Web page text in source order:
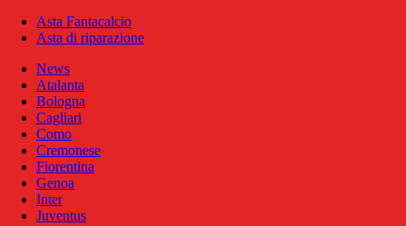
Asta Fantacalcio
Asta di riparazione
News
Atalanta
Bologna
Cagliari
Como
Cremonese
Fiorentina
Genoa
Inter
Juventus